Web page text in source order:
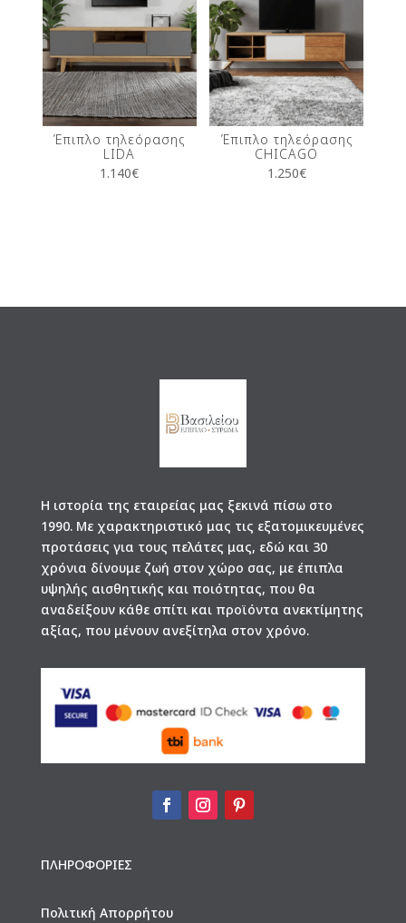
Έπιπλο τηλεόρασης
LIDA
1.140€
Έπιπλο τηλεόρασης
CHICAGO
1.250€
Η ιστορία της εταιρείας μας ξεκινά πίσω στο
1990. Με χαρακτηριστικό μας τις εξατομικευμένες
προτάσεις για τους πελάτες μας, εδώ και 30
χρόνια δίνουμε ζωή στον χώρο σας, με έπιπλα
υψηλής αισθητικής και ποιότητας, που θα
αναδείξουν κάθε σπίτι και προϊόντα ανεκτίμητης
αξίας, που μένουν ανεξίτηλα στον χρόνο.
ΠΛΗΡΟΦΟΡΙΕΣ
Πολιτική Απορρήτου